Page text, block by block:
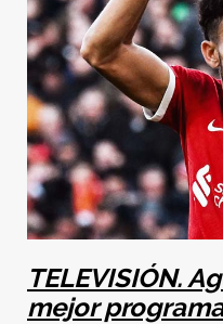
TELEVISIÓN.
mejor